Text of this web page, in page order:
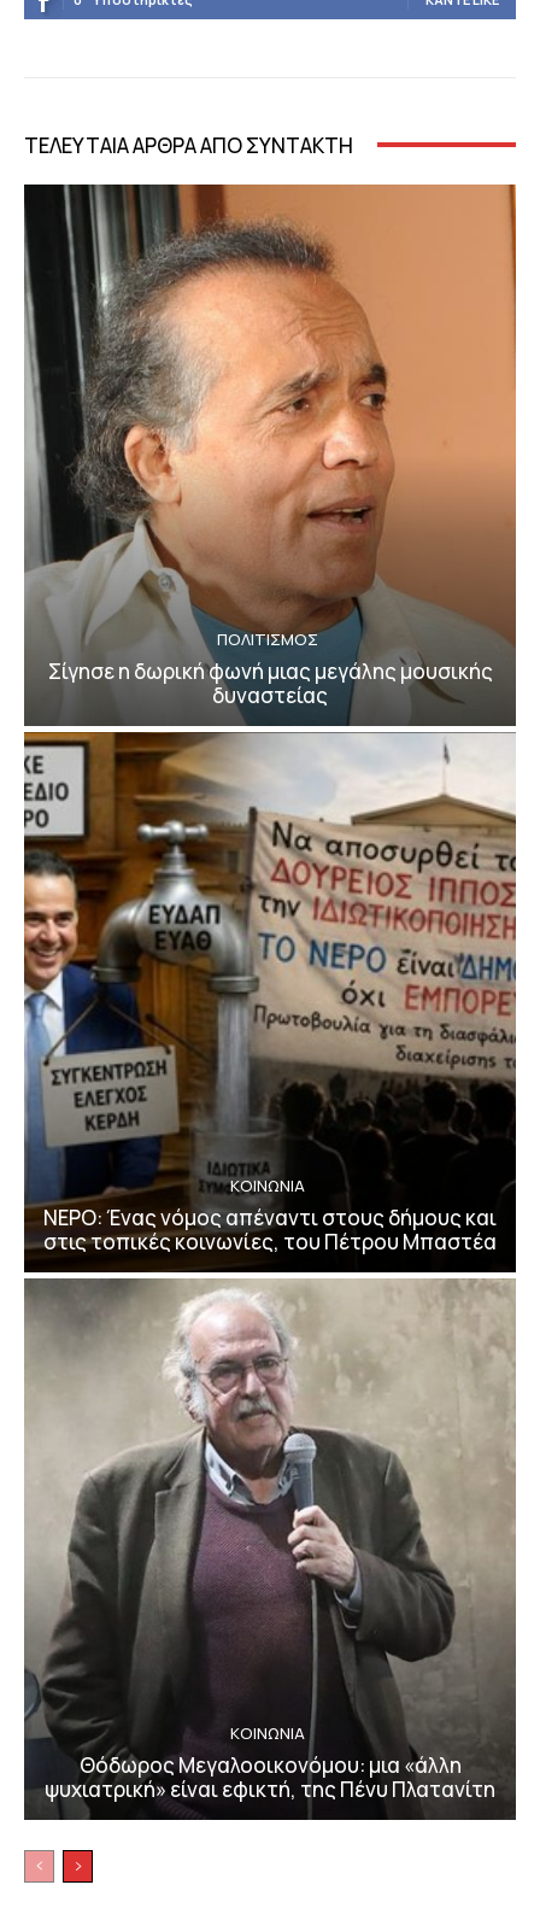
ΤΕΛΕΥΤΑΙΑ ΑΡΘΡΑ ΑΠΟ ΣΥΝΤΑΚΤΗ
ΠΟΛΙΤΙΣΜΟΣ
Σίγησε η δωρική φωνή μιας μεγάλης μουσικής
δυναστείας
ΚΟΙΝΩΝΙΑ
ΝΕΡΟ: Ένας νόμος απέναντι στους δήμους και
στις τοπικές κοινωνίες, του Πέτρου Μπαστέα
ΚΟΙΝΩΝΙΑ
Θόδωρος Μεγαλοοικονόμου: μια «άλλη
ψυχιατρική» είναι εφικτή, της Πένυ Πλατανίτη